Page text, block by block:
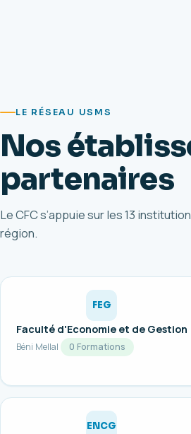
LE RÉSEAU USMS
Nos
partenaires
Le CFC s’appuie sur les 13
région.
FEG
Faculté d'Economie et de Gestion
Béni Mellal 0 Formations
ENCG